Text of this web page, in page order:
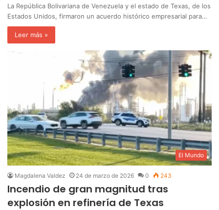
La República Bolivariana de Venezuela y el estado de Texas, de los
Estados Unidos, firmaron un acuerdo histórico empresarial para…
Leer más »
El Mundo
Magdalena Valdez 24 de marzo de 2026 0 243
Incendio de gran magnitud tras
explosión en refinería de Texas